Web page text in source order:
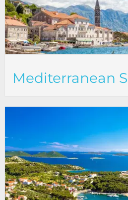
Mediterranean